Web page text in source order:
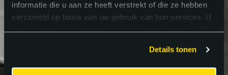
informatie die u aan ze heeft verstrekt of die ze hebben
verzameld op basis van uw gebruik van hun services. U
Details tonen